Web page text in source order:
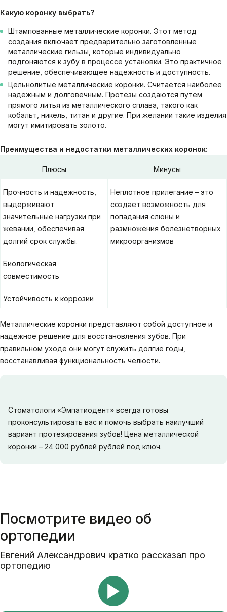
Какую коронку выбрать?
Штампованные металлические коронки. Этот метод
создания включает предварительно заготовленные
металлические гильзы, которые индивидуально
подгоняются к зубу в процессе установки. Это практичное
решение, обеспечивающее надежность и доступность.
Цельнолитые металлические коронки. Считается наиболее
надежным и долговечным. Протезы создаются путем
прямого литья из металлического сплава, такого как
кобальт, никель, титан и другие. При желании такие изделия
могут имитировать золото.
Преимущества и недостатки металлических коронок:
Плюсы Минусы
Прочность и надежность,
выдерживают
значительные нагрузки при
жевании, обеспечивая
долгий срок службы.
Неплотное прилегание – это
создает возможность для
попадания слюны и
размножения болезнетворных
микроорганизмов
Биологическая
совместимость
Устойчивость к коррозии
Металлические коронки представляют собой доступное и
надежное решение для восстановления зубов. При
правильном уходе они могут служить долгие годы,
восстанавливая функциональность челюсти.
Стоматологи «Эмпатиодент» всегда готовы
проконсультировать вас и помочь выбрать наилучший
вариант протезирования зубов! Цена металлической
коронки – 24 000 рублей рублей под ключ.
Посмотрите видео об
ортопедии
Евгений Александрович кратко рассказал про
ортопедию